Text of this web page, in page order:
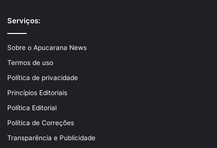
Serviços:
Sobre o Apucarana News
Termos de uso
Política de privacidade
Princípios Editoriais
Política Editorial
Política de Correções
Transparência e Publicidade